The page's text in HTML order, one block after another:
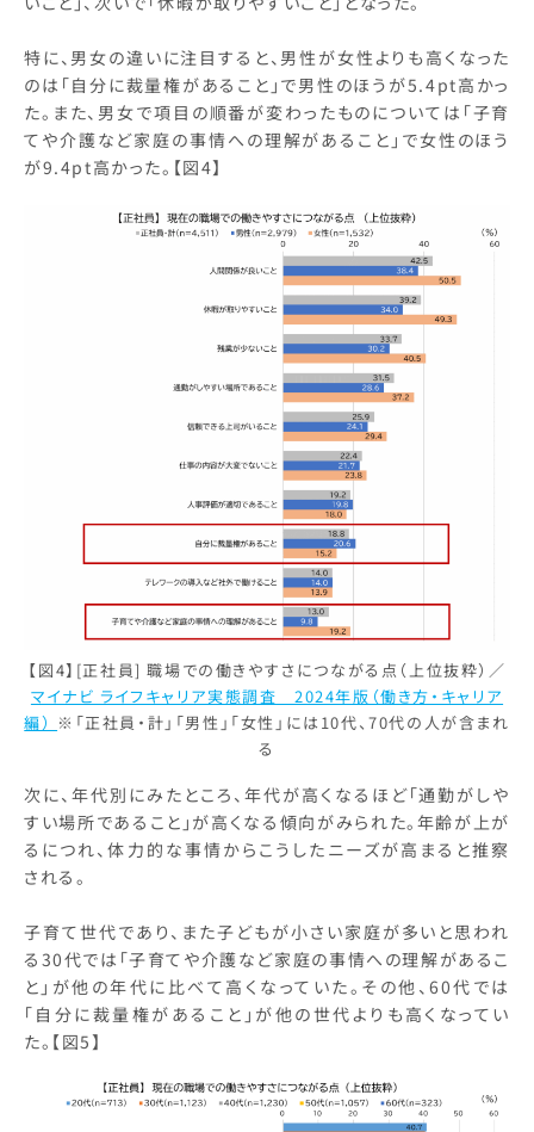
特に、男女の違いに注目すると、男性が女性よりも高くなった
のは「自分に裁量権があること」で男性のほうが5.4pt高かっ
た。また、男女で項目の順番が変わったものについては「子育
てや介護など家庭の事情への理解があること」で女性のほう
が9.4pt高かった。【図4】
【図4】[正社員] 職場での働きやすさにつながる点（上位抜粋）／
マイナビ ライフキャリア実態調査 2024年版（働き方・キャリア
編） ※「正社員・計」「男性」「女性」には10代、70代の人が含まれ
る
次に、年代別にみたところ、年代が高くなるほど「通勤がしや
すい場所であること」が高くなる傾向がみられた。年齢が上が
るにつれ、体力的な事情からこうしたニーズが高まると推察
される。
子育て世代であり、また子どもが小さい家庭が多いと思われ
る30代では「子育てや介護など家庭の事情への理解があるこ
と」が他の年代に比べて高くなっていた。その他、60代では
「自分に裁量権があること」が他の世代よりも高くなってい
た。【図5】